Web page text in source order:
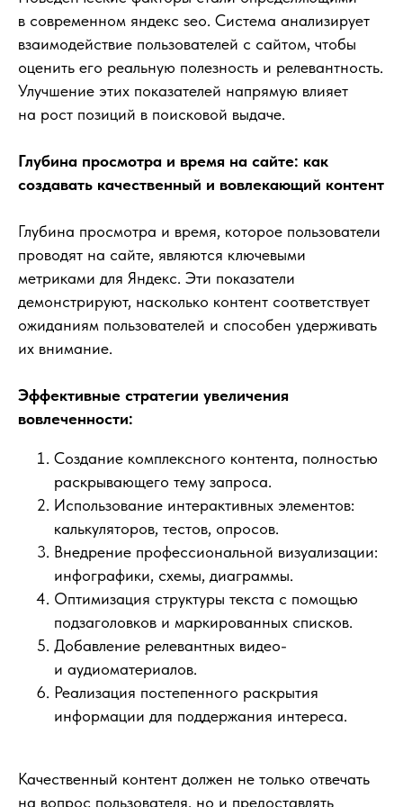
в современном яндекс seo. Система анализирует
взаимодействие пользователей с сайтом, чтобы
оценить его реальную полезность и релевантность.
Улучшение этих показателей напрямую влияет
на рост позиций в поисковой выдаче.
Глубина просмотра и время на сайте: как
создавать качественный и вовлекающий контент
Глубина просмотра и время, которое пользователи
проводят на сайте, являются ключевыми
метриками для Яндекс. Эти показатели
демонстрируют, насколько контент соответствует
ожиданиям пользователей и способен удерживать
их внимание.
Эффективные стратегии увеличения
вовлеченности:
Создание комплексного контента, полностью
раскрывающего тему запроса.
Использование интерактивных элементов:
калькуляторов, тестов, опросов.
Внедрение профессиональной визуализации:
инфографики, схемы, диаграммы.
Оптимизация структуры текста с помощью
подзаголовков и маркированных списков.
Добавление релевантных видео-
и аудиоматериалов.
Реализация постепенного раскрытия
информации для поддержания интереса.
Качественный контент должен не только отвечать
на вопрос пользователя, но и предоставлять
ваш сайт готов
к продвижению